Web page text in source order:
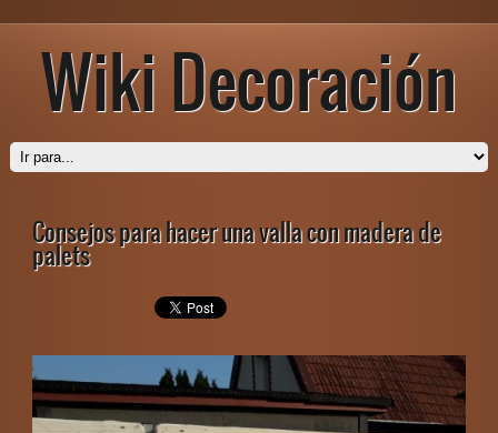
Wiki Decoración
Consejos para hacer una valla con madera de
palets